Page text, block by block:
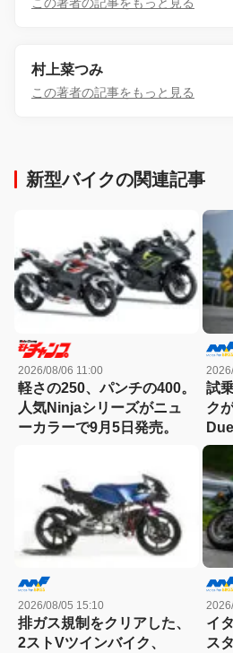
この著者の記事をもっと見る
村上菜つみ
この著者の記事をもっと見る
新型バイクの関連記事
2026/08/06 11:00
軽さの250、パンチの400。
人気Ninjaシリーズがニュ
ーカラーで9月5日発売。
試
ク
感
2026/08/05 15:10
排ガス規制をクリアした、
2ストVツインバイク、
イ
ス